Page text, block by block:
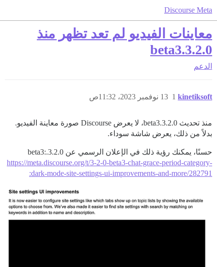
Discourse Meta
معاينات الفيديو لم تعد تظهر منذ
3.2.0.beta3
الدعم
kinetiksoft 13 نوفمبر 2023، 11:32ص 1
منذ تحديث 3.2.0.beta3، لا يعرض Discourse صورة معاينة الفيديو.
بدلاً من ذلك، يعرض شاشة سوداء.
حسنًا، يمكنك رؤية ذلك في الإعلان الرسمي عن 3.2.0.beta3:
https://meta.discourse.org/t/3-2-0-beta3-chat-grace-period-category-
dark-mode-site-settings-ui-improvements-and-more/282791: